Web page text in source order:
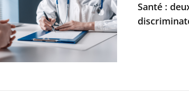
Santé :